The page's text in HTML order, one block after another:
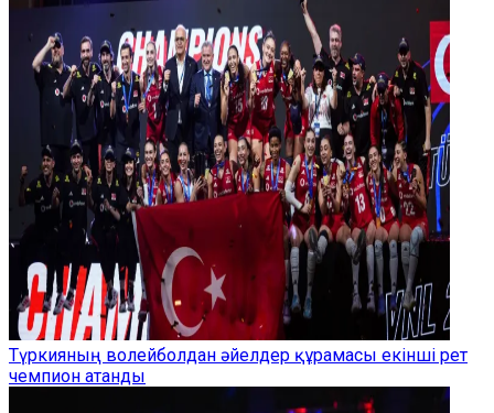
Түркияның волейболдан әйелдер құрамасы екінші рет
чемпион атанды